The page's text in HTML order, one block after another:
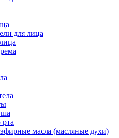
для лица
рта
масла (масляные духи)